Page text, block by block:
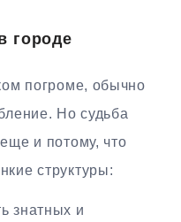
городе
погроме, обычно
Но судьба
и потому, что
структуры:
знатных и